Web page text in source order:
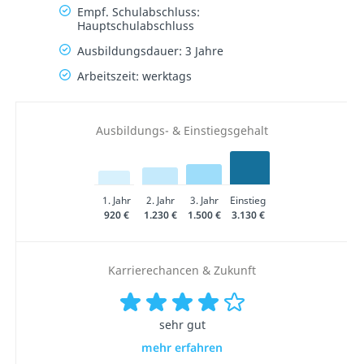
Empf. Schulabschluss:
Hauptschulabschluss
Ausbildungsdauer: 3 Jahre
Arbeitszeit: werktags
Ausbildungs- & Einstiegsgehalt
1. Jahr 2. Jahr 3. Jahr
Einstieg
920 €
1.230 € 1.500 € 3.130 €
Karrierechancen & Zukunft
sehr gut
mehr erfahren